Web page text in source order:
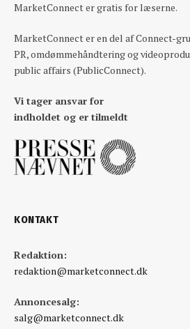
MarketConnect er gratis for læserne.
MarketConnect er en del af Connect-
PR, omdømmehåndtering og
public affairs (PublicConnect).
Vi tager ansvar for
indholdet og er tilmeldt
KONTAKT
Redaktion:
redaktion@marketconnect.dk
Annoncesalg:
salg@marketconnect.dk